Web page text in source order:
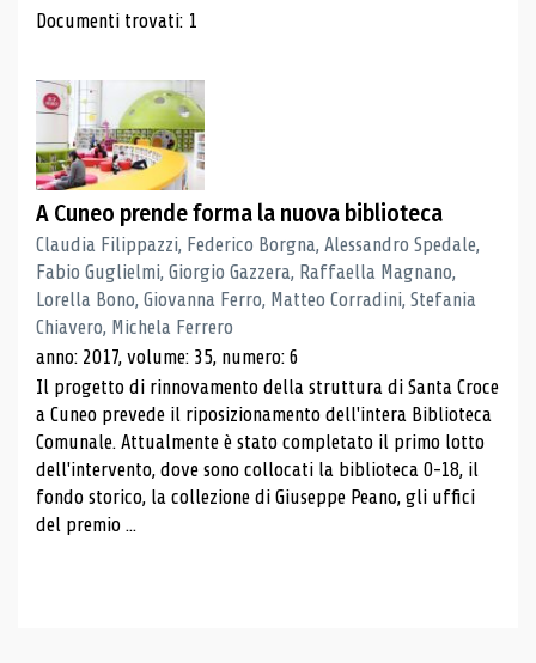
Risultati di ricerca
Documenti trovati: 1
A Cuneo prende forma la nuova biblioteca
Claudia Filippazzi, Federico Borgna, Alessandro Spedale,
Fabio Guglielmi, Giorgio Gazzera, Raffaella Magnano,
Lorella Bono, Giovanna Ferro, Matteo Corradini, Stefania
Chiavero, Michela Ferrero
anno: 2017, volume: 35, numero: 6
Il progetto di rinnovamento della struttura di Santa Croce
a Cuneo prevede il riposizionamento dell'intera Biblioteca
Comunale. Attualmente è stato completato il primo lotto
dell'intervento, dove sono collocati la biblioteca 0-18, il
fondo storico, la collezione di Giuseppe Peano, gli uffici
del premio ...